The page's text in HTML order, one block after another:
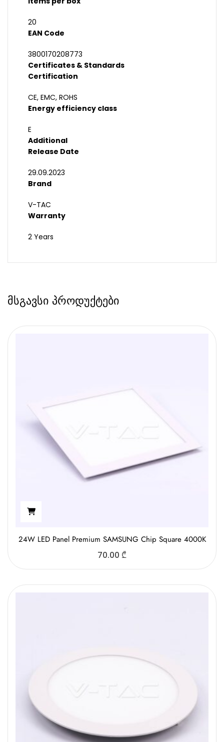
20
EAN Code
3800170208773
Certificates & Standards
Certification
CE, EMC, ROHS
Energy efficiency class
E
Additional
Release Date
29.09.2023
Brand
V-TAC
Warranty
2 Years
მსგავსი პროდუქტები
24W LED Panel Premium SAMSUNG Chip Square 4000K
70.00 ₾